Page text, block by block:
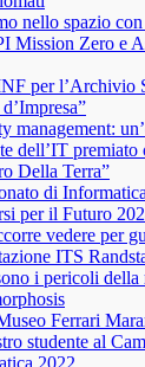
nello spazio
Mission Zero e
per l’Archivio
management:
dell’IT
Della Terra”
di Informatica
per il Futuro
vedere per
ITS
i pericoli della
Ferrari
studente al